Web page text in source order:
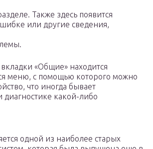
Также здесь появится
или другие сведения,
«Общие» находится
меню, с помощью которого можно
что иногда бывает
какой-либо
одной из наиболее старых